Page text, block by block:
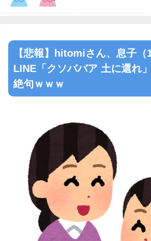
【悲報】hitomiさん、息子（
LINE「クソババア 土に還れ
絶句ｗｗｗ